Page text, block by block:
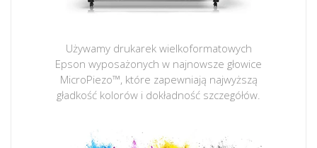
Używamy drukarek wielkoformatowych
Epson wyposażonych w najnowsze głowice
MicroPiezo™, które zapewniają najwyższą
gładkość kolorów i dokładność szczegółów.